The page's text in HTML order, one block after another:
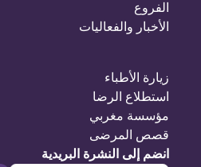
الفروع
الأخبار والفعاليات
زيارة الأطباء
استطلاع الرضا
مؤسسة مغربي
قصص المرضى
انضم إلى النشرة البريدية